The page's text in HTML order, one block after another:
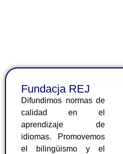
Fundacja REJ
Difundimos normas de
calidad en el
aprendizaje de
idiomas. Promovemos
el bilingüismo y el